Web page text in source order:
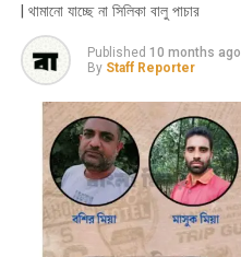
| থামানো যাচ্ছে না সিলিকা বালু পাচার
Published 10 months ago
By Staff Reporter